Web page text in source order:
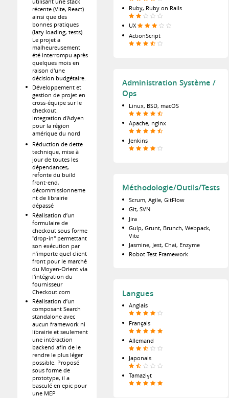
récente (Vite, React)
ainsi que des
bonnes pratiques
(lazy loading, tests).
Le projet a
malheureusement
été interrompu après
quelques mois en
raison d'une
décision budgétaire.
Développement et
gestion de projet en
cross-équipe sur le
checkout.
Integration d'Adyen
pour la région
amérique du nord
Réduction de dette
technique, mise à
jour de toutes les
dépendances,
refonte du build
front-end,
décommissionneme
nt de librairie
dépassé
Réalisation d’un
formulaire de
checkout sous forme
"drop-in" permettant
son exécution par
n’importe quel client
front pour le marché
du Moyen-Orient via
l'intégration du
fournisseur
Checkout.com
Réalisation d’un
composant Search
standalone avec
aucun framework ni
librairie et seulement
une intéraction
backend afin de le
rendre le plus léger
possible. Proposé
sous forme de
prototype, il a
basculé en epic pour
une MEP
Ruby, Ruby on Rails
UX
ActionScript
Administration Système /
Ops
Linux, BSD, macOS
Apache, nginx
Jenkins
Méthodologie/Outils/Tests
Scrum, Agile, GitFlow
Git, SVN
Jira
Gulp, Grunt, Brunch, Webpack,
Vite
Jasmine, Jest, Chai, Enzyme
Robot Test Framework
Langues
Anglais
Français
Allemand
Japonais
Tamaziɣt